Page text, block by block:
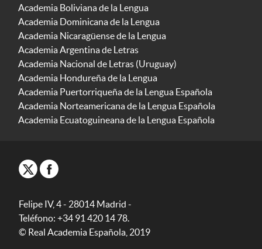
Academia Boliviana de la Lengua
Academia Dominicana de la Lengua
Academia Nicaragüense de la Lengua
Academia Argentina de Letras
Academia Nacional de Letras (Uruguay)
Academia Hondureña de la Lengua
Academia Puertorriqueña de la Lengua Española
Academia Norteamericana de la Lengua Española
Academia Ecuatoguineana de la Lengua Española
Felipe IV, 4 - 28014 Madrid -
Teléfono: +34 91 420 14 78.
© Real Academia Española, 2019